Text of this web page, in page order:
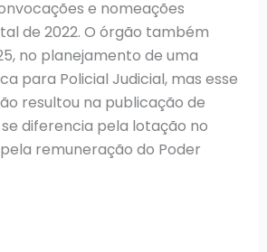
e nomeações
de 2022. O órgão também
no planejamento de uma
para Policial Judicial, mas esse
resultou na publicação de
diferencia pela lotação no
remuneração do Poder